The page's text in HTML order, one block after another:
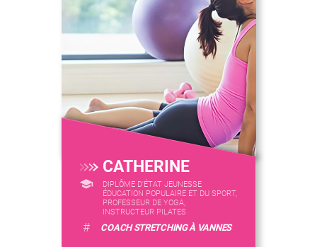
CATHERINE
DIPLÔME D'ÉTAT JEUNESSE
ÉDUCATION POPULAIRE ET DU SPORT,
PROFESSEUR DE YOGA,
INSTRUCTEUR PILATES
# COACH STRETCHING À VANNES